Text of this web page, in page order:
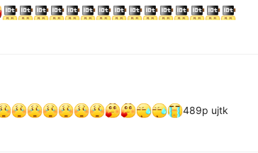
489p ujtk